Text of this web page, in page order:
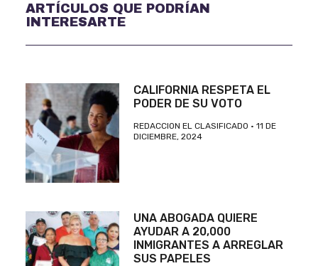
ARTÍCULOS QUE PODRÍAN
INTERESARTE
CALIFORNIA RESPETA EL
PODER DE SU VOTO
REDACCION EL CLASIFICADO
11 DE
DICIEMBRE, 2024
UNA ABOGADA QUIERE
AYUDAR A 20,000
INMIGRANTES A ARREGLAR
SUS PAPELES